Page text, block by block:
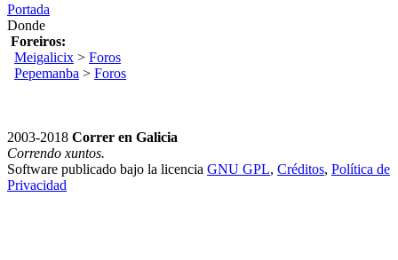
Portada
Donde
Foreiros:
Meigalicix > Foros
Pepemanba > Foros
2003-2018 Correr en Galicia
Correndo xuntos.
Software publicado bajo la licencia GNU GPL, Créditos, Política de
Privacidad